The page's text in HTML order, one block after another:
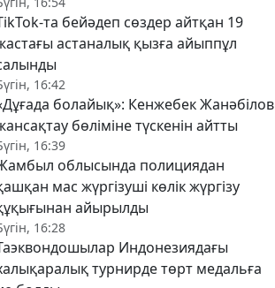
та бейәдеп сөздер айтқан 19
астаналық қызға айыппұл
16:42
болайық»: Кенжебек Жанәбілов
бөліміне түскенін айтты
16:39
облысында полициядан
мас жүргізуші көлік жүргізу
айырылды
16:28
Индонезиядағы
турнирде төрт медальға